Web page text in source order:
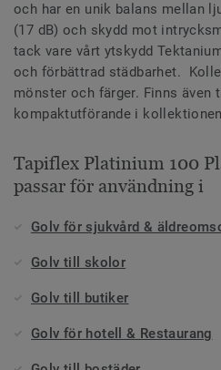
och har en unik balans mellan
(17 dB) och skydd mot
tack vare vårt ytskydd
och förbättrad städbarhet.
mönster och färger. Finns även
kompaktutförande i
Tapiflex Platinium 100
passar för användning i
Golv för sjukvård &
Golv till skolor
Golv till butiker
Golv för hotell & Restaurang